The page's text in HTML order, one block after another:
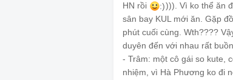
HN rồi
:)))). Vì ko thể ăn
sân bay KUL mới ăn. Gặp
phút cuối cùng. Wth????
duyên đến với nhau rất
- Trâm: một cô gái so kute,
nhiệm, vì Hà Phương ko đi